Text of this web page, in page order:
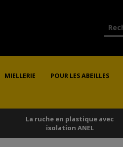
MIELLERIE POUR LES ABEILLES
La ruche en plastique avec
isolation ANEL